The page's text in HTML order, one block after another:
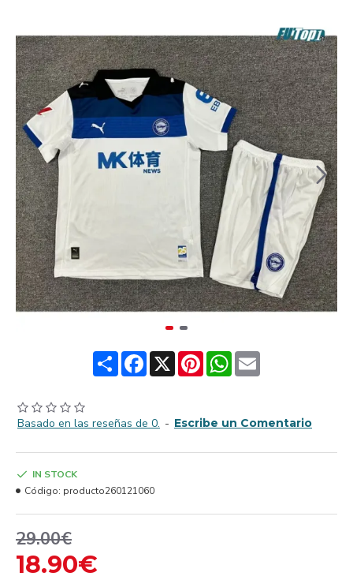
ShareFacebook
X PinterestWhatsApp
Email
Basado en las reseñas de 0. - Escribe un Comentario
18.90€
29.00€
IN STOCK
Código: producto260121060